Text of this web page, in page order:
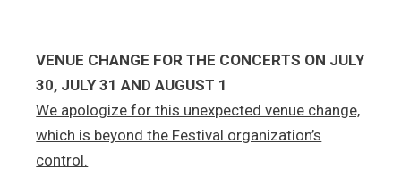
VENUE CHANGE FOR THE CONCERTS ON JULY
30, JULY 31 AND AUGUST 1
We apologize for this unexpected venue change,
which is beyond the Festival organization’s
control.